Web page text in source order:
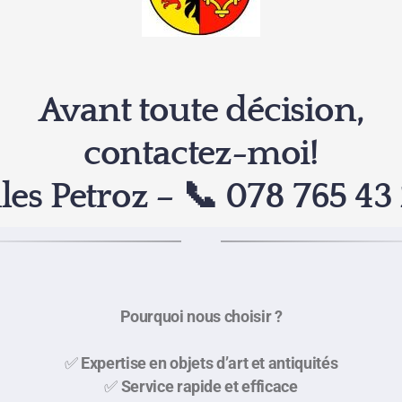
Avant toute décision,
contactez-moi!
Petroz– 📞 078 765 43
Pourquoi nous choisir ?
✅ Expertise en objets d’art et antiquités
✅ Service rapide et efficace